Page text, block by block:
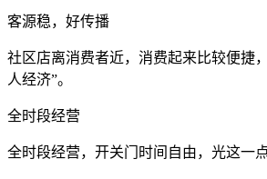
客源稳，好传播
社区店离消费者近，消费起来比较便捷
人经济”。
全时段经营
全时段经营，开关门时间自由，光这一